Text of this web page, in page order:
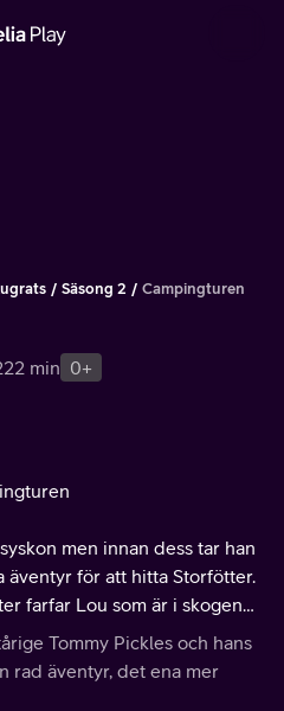
Säsong 2 Campingturen
22 min 0+
men innan dess tar han
äventyr för att hitta Storfötter.
farfar Lou som är i skogen
Tommy Pickles och hans
rad äventyr, det ena mer